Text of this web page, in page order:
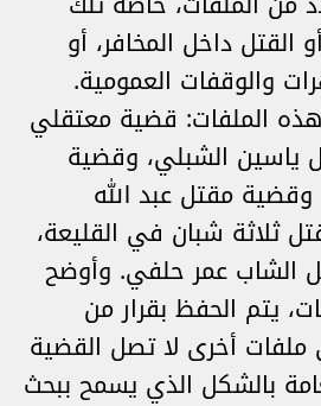
القتل داخل المخافر، أو
والوقفات العمومية.
الملفات: قضية معتقلي
ياسين الشبلي، وقضية
مقتل عبد الله
ثلاثة شبان في القليعة،
الشاب عمر حلفي. وأوضح
يتم الحفظ بقرار من
ملفات أخرى لا تصل القضية
بالشكل الذي يسمح ببحث